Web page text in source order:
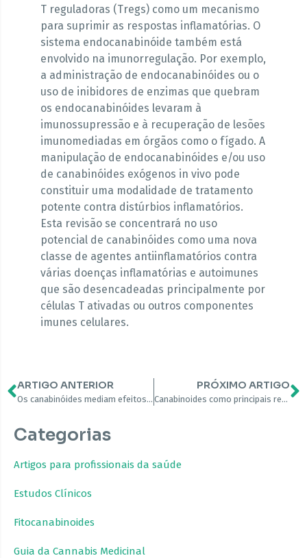
T reguladoras (Tregs) como um mecanismo
para suprimir as respostas inflamatórias. O
sistema endocanabinóide também está
envolvido na imunorregulação. Por exemplo,
a administração de endocanabinóides ou o
uso de inibidores de enzimas que quebram
os endocanabinóides levaram à
imunossupressão e à recuperação de lesões
imunomediadas em órgãos como o fígado. A
manipulação de endocanabinóides e/ou uso
de canabinóides exógenos in vivo pode
constituir uma modalidade de tratamento
potente contra distúrbios inflamatórios.
Esta revisão se concentrará no uso
potencial de canabinóides como uma nova
classe de agentes antiinflamatórios contra
várias doenças inflamatórias e autoimunes
que são desencadeadas principalmente por
células T ativadas ou outros componentes
imunes celulares.
ARTIGO ANTERIOR
Os canabinóides mediam efeitos opostos na permeabilidade intestinal induzida por inflamação
PRÓXIMO ARTIGO
Canabinoides como principais reguladores da sinalização do inflamassoma: uma perspectiva atual
Categorias
Artigos para profissionais da saúde
Estudos Clínicos
Fitocanabinoides
Guia da Cannabis Medicinal